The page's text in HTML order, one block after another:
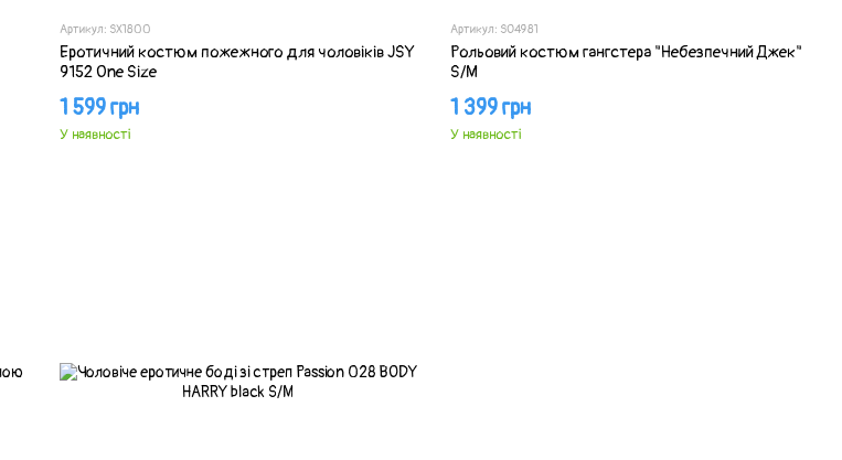
Артикул: SX1800
Еротичний костюм пожежного для чоловіків JSY
9152 One Size
1 599 грн
У наявності
Артикул: SO4981
Рольовий костюм гангстера "Небезпечний Джек"
S/M
1 399 грн
У наявності